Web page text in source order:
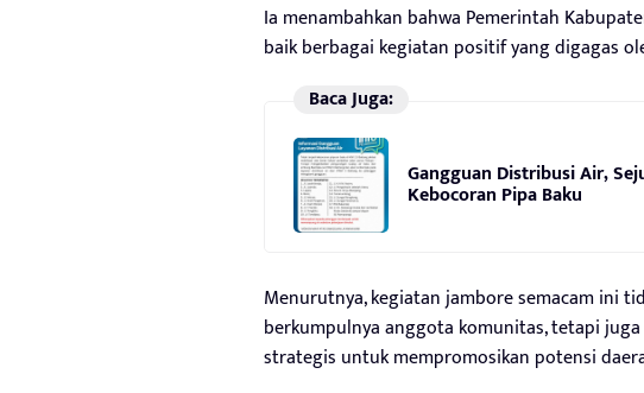
Ia menambahkan bahwa Pemerintah
baik berbagai kegiatan positif yang digagas
Baca Juga:
Gangguan Distribusi Air,
Kebocoran Pipa Baku
Menurutnya, kegiatan jambore semacam ini
berkumpulnya anggota komunitas, tetapi
strategis untuk mempromosikan potensi